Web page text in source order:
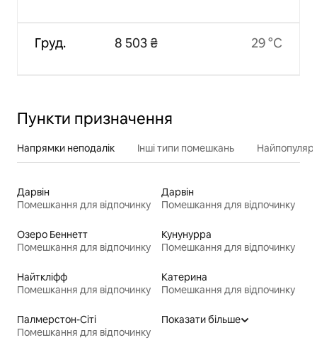
Груд. 8 503 ₴ 29 °C
Пункти призначення
Напрямки неподалік Інші типи помешкань
Дарвін
Помешкання для відпочинку
Дарвін
Помешкання для відпочинку
Озеро Беннетт
Помешкання для відпочинку
Кунунурра
Помешкання для відпочинку
Найткліфф
Помешкання для відпочинку
Катерина
Помешкання для відпочинку
Палмерстон-Сіті
Помешкання для відпочинку
Показати більше